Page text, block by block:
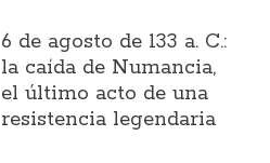
6 de agosto de 133 a. C.:
la caída de Numancia,
el último acto de una
resistencia legendaria